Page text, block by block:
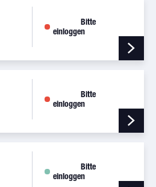
Bitte
einloggen
Bitte
einloggen
Bitte
einloggen